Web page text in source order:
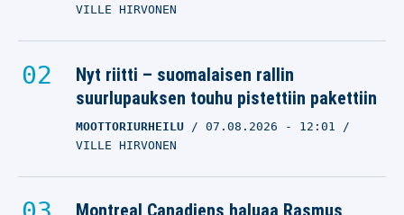
VILLE HIRVONEN
Nyt riitti – suomalaisen rallin
suurlupauksen touhu pistettiin pakettiin
MOOTTORIURHEILU 07.08.2026 - 12:01
VILLE HIRVONEN
Montreal Canadiens haluaa Rasmus